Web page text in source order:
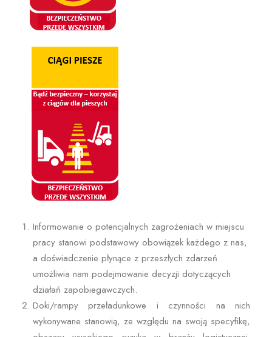
Informowanie o potencjalnych zagrożeniach w miejscu
pracy stanowi podstawowy obowiązek każdego z nas,
a doświadczenie płynące z przeszłych zdarzeń
umożliwia nam podejmowanie decyzji dotyczących
działań zapobiegawczych.
Doki/rampy przeładunkowe i czynności na nich
wykonywane stanowią, ze względu na swoją specyfikę,